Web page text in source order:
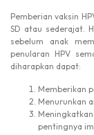
Pemberian vaksin
SD atau sederajat.
sebelum anak
penularan HPV
diharapkan dapat:
Memberikan
Menurunkan
pentingnya